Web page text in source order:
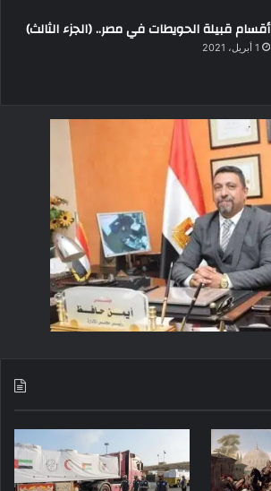
أقسام قبيلة الحويطات في مصر.. (الجزء الثالث)
1 أبريل، 2021